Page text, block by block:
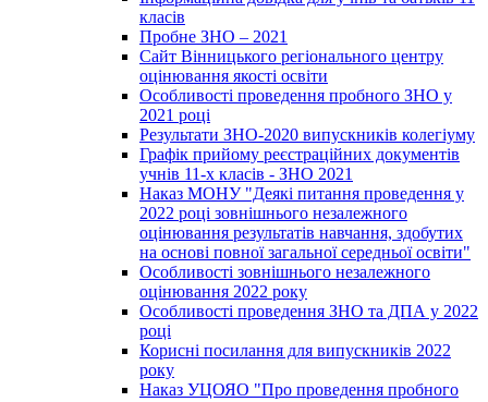
класів
Пробне ЗНО – 2021
Сайт Вінницького регіонального центру
оцінювання якості освіти
Особливості проведення пробного ЗНО у
2021 році
Результати ЗНО-2020 випускників колегіуму
Графік прийому реєстраційних документів
учнів 11-х класів - ЗНО 2021
Наказ МОНУ "Деякі питання проведення у
2022 році зовнішнього незалежного
оцінювання результатів навчання, здобутих
на основі повної загальної середньої освіти"
Особливості зовнішнього незалежного
оцінювання 2022 року
Особливості проведення ЗНО та ДПА у 2022
році
Корисні посилання для випускників 2022
року
Наказ УЦОЯО "Про проведення пробного